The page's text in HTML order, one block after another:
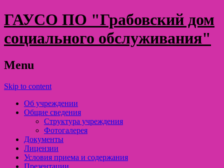
ГАУСО ПО "Грабовский дом
социального обслуживания"
Menu
Skip to content
Об учреждении
Общие сведения
Структура учреждения
Фотогалерея
Документы
Лицензии
Условия приема и содержания
Презентации